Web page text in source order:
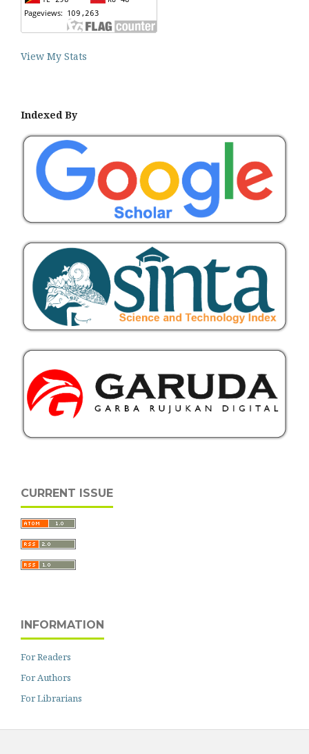
View My Stats
Indexed By
CURRENT ISSUE
INFORMATION
For Readers
For Authors
For Librarians